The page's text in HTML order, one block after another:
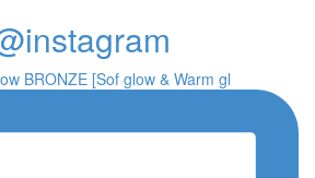
BRONZE [Sof glow & Warm gl